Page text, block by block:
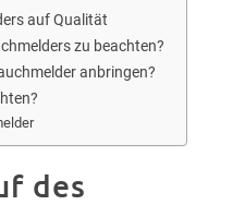
auf Qualität
zu beachten?
anbringen?
des